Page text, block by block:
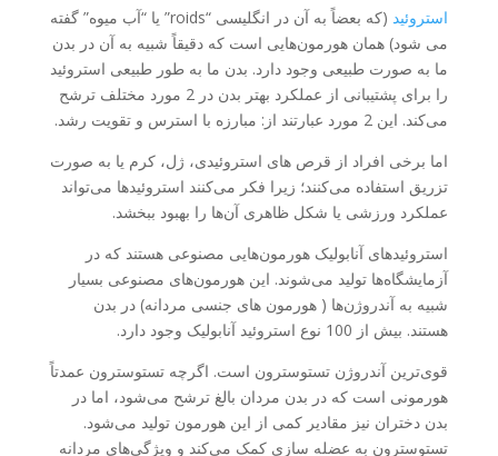
استروئید
(که بعضاً به آن در انگلیسی “roids” یا “آب میوه” گفته
می شود) همان هورمون‌هایی است که دقیقاً شبیه به آن در بدن
ما به صورت طبیعی وجود دارد. بدن ما به طور طبیعی استروئید
را برای پشتیبانی از عملکرد بهتر بدن در 2 مورد مختلف ترشح
می‌کند. این 2 مورد عبارتند از: مبارزه با استرس و تقویت رشد.
اما برخی افراد از قرص های استروئیدی، ژل، کرم یا به صورت
تزریق استفاده می‌کنند؛ زیرا فکر می‌کنند استروئیدها می‌تواند
عملکرد ورزشی یا شکل ظاهری آن‌ها را بهبود ببخشد.
استروئیدهای آنابولیک هورمون‌هایی مصنوعی هستند که در
آزمایشگاه‌ها تولید می‌شوند. این هورمون‌های مصنوعی بسیار
شبیه به آندروژن‌ها ( هورمون های جنسی مردانه) در بدن
هستند. بیش از 100 نوع استروئید آنابولیک وجود دارد.
قوی‌ترین آندروژن تستوسترون است. اگرچه تستوسترون عمدتاً
هورمونی است که در بدن مردان بالغ ترشح می‌شود، اما در
بدن دختران نیز مقادیر کمی از این هورمون تولید می‌شود.
تستوسترون به عضله سازی کمک می‌کند و ویژگی‌های مردانه‌